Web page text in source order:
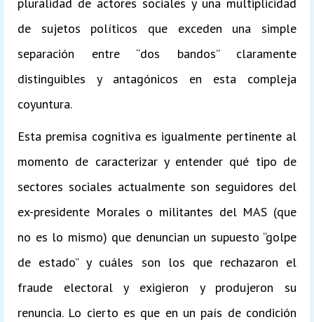
pluralidad de actores sociales y una multiplicidad
de sujetos políticos que exceden una simple
separación entre “dos bandos” claramente
distinguibles y antagónicos en esta compleja
coyuntura.
Esta premisa cognitiva es igualmente pertinente al
momento de caracterizar y entender qué tipo de
sectores sociales actualmente son seguidores del
ex-presidente Morales o militantes del MAS (que
no es lo mismo) que denuncian un supuesto “golpe
de estado” y cuáles son los que rechazaron el
fraude electoral y exigieron y produjeron su
renuncia. Lo cierto es que en un país de condición